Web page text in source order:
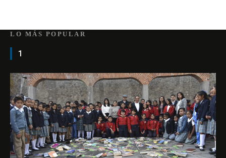
LO MÁS POPULAR
1